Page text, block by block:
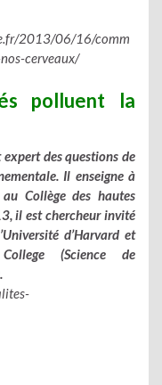
2013/06/16/comm
cerveaux/
polluent la
expert des questions de
Il enseigne à
Collège des hautes
il est chercheur invité
d’Harvard et
(Science de